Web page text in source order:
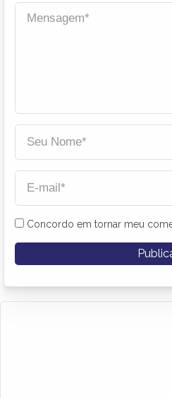
Concordo em tornar meu